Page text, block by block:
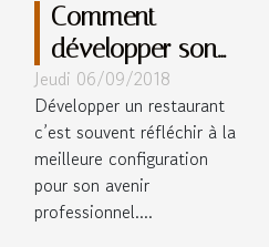
Comment
développer son
restaurant ?
Jeudi 06/09/2018
Développer un restaurant
c’est souvent réfléchir à la
meilleure configuration
pour son avenir
professionnel....